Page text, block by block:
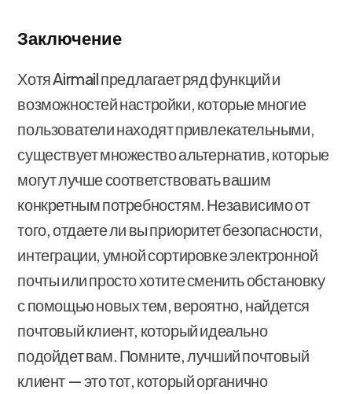
Заключение
Хотя Airmail предлагает ряд функций и
возможностей настройки, которые многие
пользователи находят привлекательными,
существует множество альтернатив, которые
могут лучше соответствовать вашим
конкретным потребностям. Независимо от
того, отдаете ли вы приоритет безопасности,
интеграции, умной сортировке электронной
почты или просто хотите сменить обстановку
с помощью новых тем, вероятно, найдется
почтовый клиент, который идеально
подойдет вам. Помните, лучший почтовый
клиент — это тот, который органично